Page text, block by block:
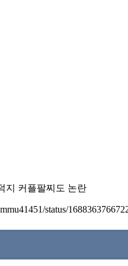
지 커플팔찌도 논란
status/